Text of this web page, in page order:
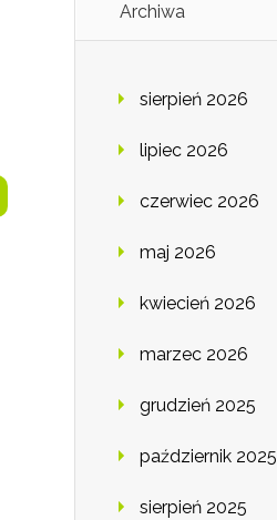
Archiwa
sierpień 2026
lipiec 2026
czerwiec 2026
maj 2026
kwiecień 2026
marzec 2026
grudzień 2025
październik 2025
sierpień 2025